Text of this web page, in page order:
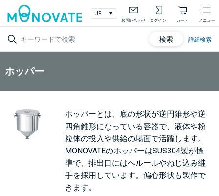
お問い合わせ ログイン カート メニュー
検索 詳細検索
ホッパー
ホッパーとは、底の形状が逆円錐形や逆
四角錐形になっている容器で、液体や粉
粒体の投入や供給の場面で活躍します。
MONOVATEのホッパーはSUS304製が標
準で、排出口にはヘルールやねじ込み継
手を採用しています。偏心形状も製作で
きます。